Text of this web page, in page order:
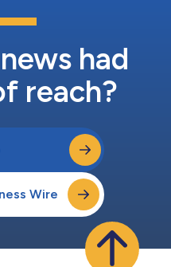
had
reach?
Wire